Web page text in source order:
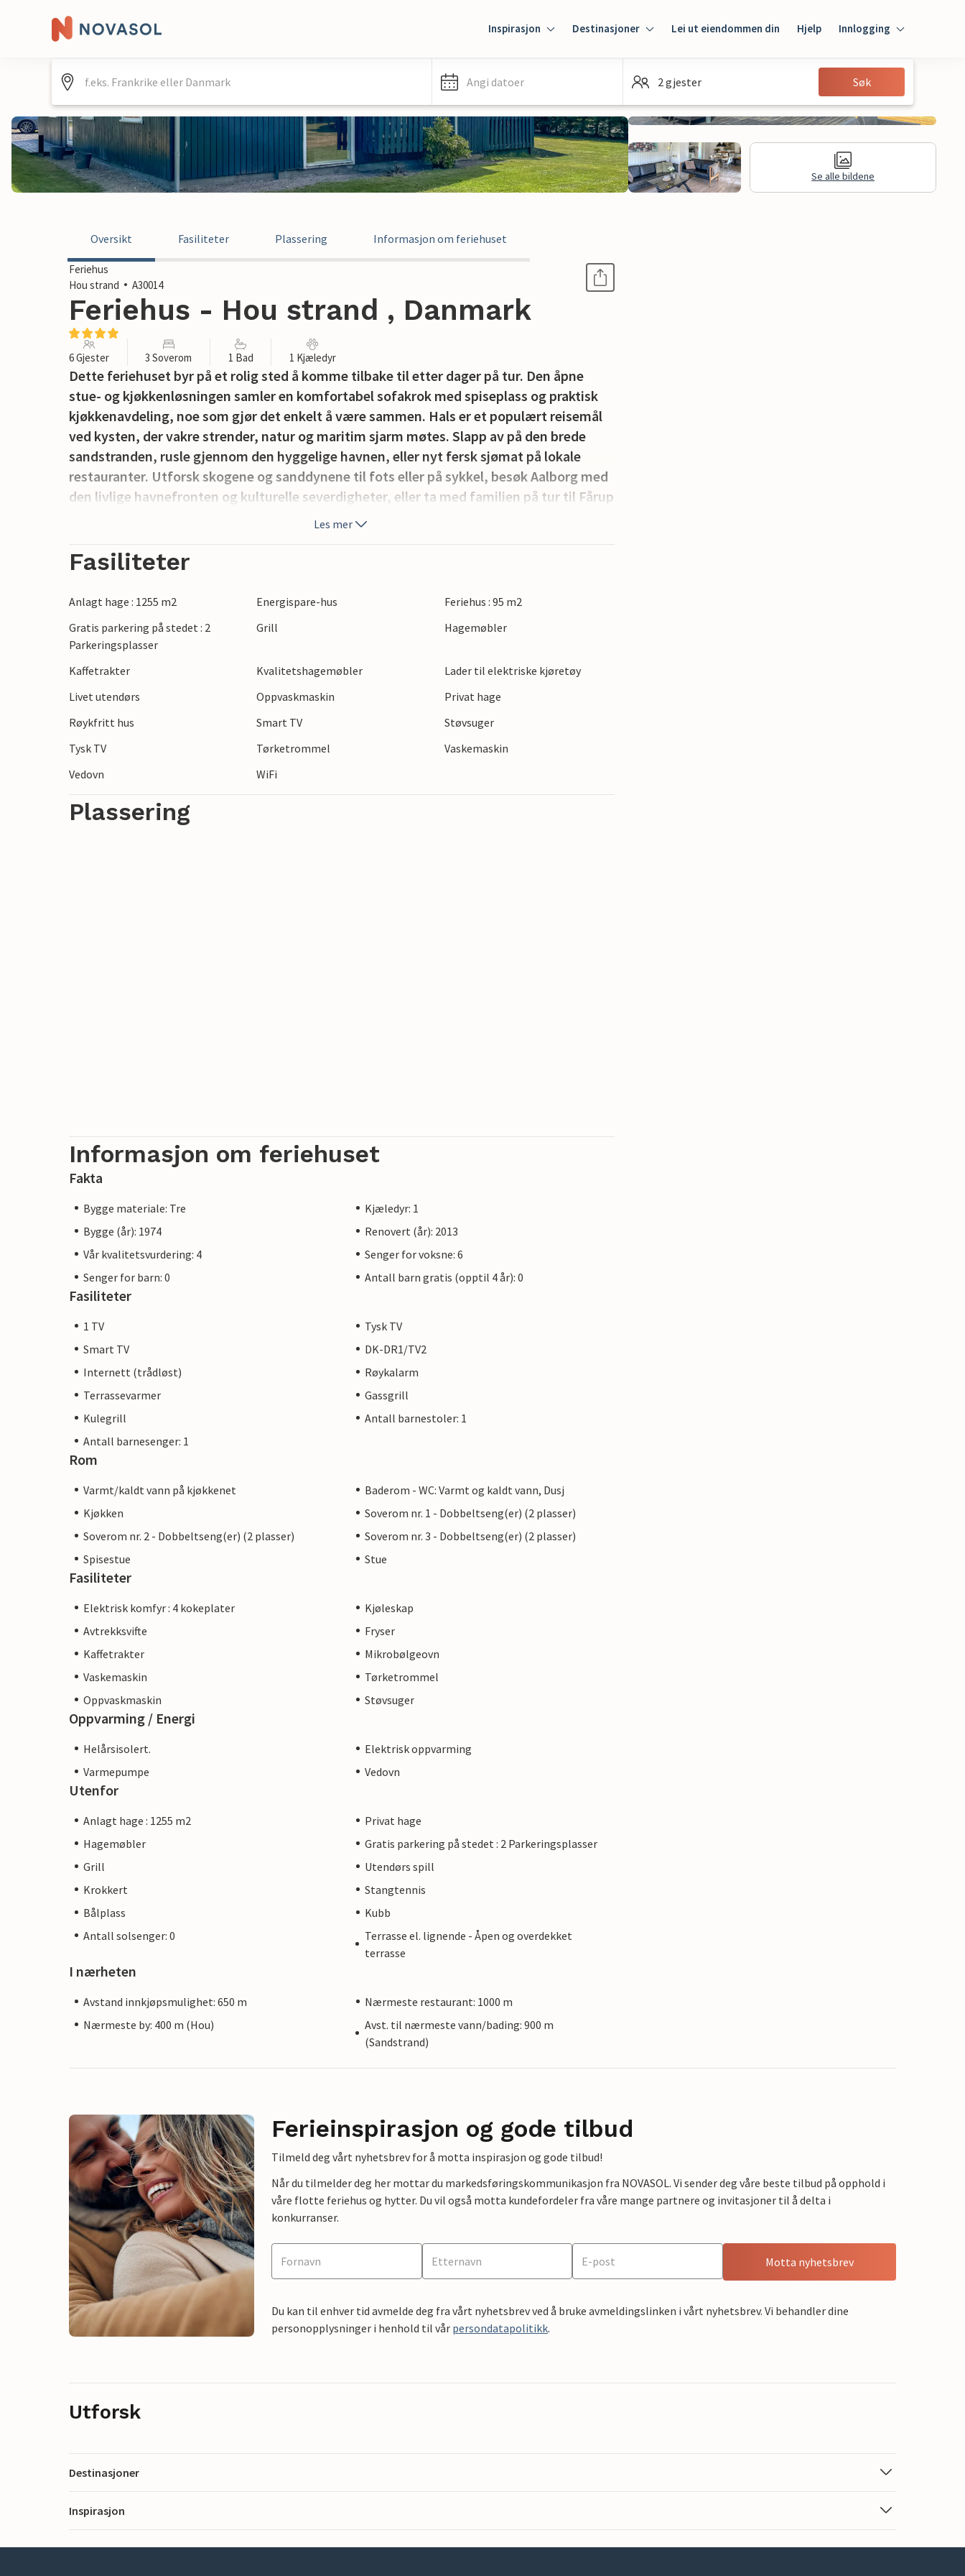
Inspirasjon Destinasjoner Lei ut eiendommen din Hjelp Innlogging
Innlogging
Gjest
Angi datoer 2 gjester Søk
Se alle bildene
Oversikt Fasiliteter Plassering Informasjon om feriehuset
Feriehus
Hou strand
A30014
Feriehus - Hou strand , Danmark
6 Gjester 3 Soverom 1 Bad 1 Kjæledyr
Dette feriehuset byr på et rolig sted å komme tilbake til etter dager på tur. Den åpne
stue- og kjøkkenløsningen samler en komfortabel sofakrok med spiseplass og praktisk
kjøkkenavdeling, noe som gjør det enkelt å være sammen. Hals er et populært reisemål
ved kysten, der vakre strender, natur og maritim sjarm møtes. Slapp av på den brede
sandstranden, rusle gjennom den hyggelige havnen, eller nyt fersk sjømat på lokale
restauranter. Utforsk skogene og sanddynene til fots eller på sykkel, besøk Aalborg med
den livlige havnefronten og kulturelle severdigheter, eller ta med familien på tur til Fårup
Sommerland og Lille Vildmose naturpark.
Merk: Utepeisen må ikke brukes, ettersom skorsteinen er tettet igjen.
Les mer
Fasiliteter
Anlagt hage : 1255 m2 Energispare-hus
Feriehus : 95 m2
Gratis parkering på stedet : 2
Parkeringsplasser
Grill Hagemøbler
Kaffetrakter Kvalitetshagemøbler
Lader til elektriske kjøretøy
Livet utendørs
Oppvaskmaskin
Privat hage
Røykfritt hus
Smart TV
Støvsuger
Tysk TV
Tørketrommel
Vaskemaskin
Vedovn
WiFi
Plassering
Informasjon om feriehuset
Fakta
Bygge materiale: Tre
Kjæledyr: 1
Bygge (år): 1974
Renovert (år): 2013
Vår kvalitetsvurdering: 4
Senger for voksne: 6
Senger for barn: 0
Antall barn gratis (opptil 4 år): 0
Fasiliteter
1 TV
Tysk TV
Smart TV
DK-DR1/TV2
Internett (trådløst)
Røykalarm
Terrassevarmer
Gassgrill
Kulegrill
Antall barnestoler: 1
Antall barnesenger: 1
Rom
Varmt/kaldt vann på kjøkkenet
Baderom - WC: Varmt og kaldt vann, Dusj
Kjøkken
Soverom nr. 1 - Dobbeltseng(er) (2 plasser)
Soverom nr. 2 - Dobbeltseng(er) (2 plasser)
Soverom nr. 3 - Dobbeltseng(er) (2 plasser)
Spisestue
Stue
Fasiliteter
Elektrisk komfyr : 4 kokeplater
Kjøleskap
Avtrekksvifte
Fryser
Kaffetrakter
Mikrobølgeovn
Vaskemaskin
Tørketrommel
Oppvaskmaskin
Støvsuger
Oppvarming / Energi
Helårsisolert.
Elektrisk oppvarming
Varmepumpe
Vedovn
Utenfor
Anlagt hage : 1255 m2
Privat hage
Hagemøbler
Gratis parkering på stedet : 2 Parkeringsplasser
Grill
Utendørs spill
Krokkert
Stangtennis
Bålplass
Kubb
Antall solsenger: 0
Terrasse el. lignende - Åpen og overdekket
terrasse
I nærheten
Avstand innkjøpsmulighet: 650 m
Nærmeste restaurant: 1000 m
Nærmeste by: 400 m (Hou)
Avst. til nærmeste vann/bading: 900 m
(Sandstrand)
Ferieinspirasjon og gode tilbud
Tilmeld deg vårt nyhetsbrev for å motta inspirasjon og gode tilbud!
Når du tilmelder deg her mottar du markedsføringskommunikasjon fra NOVASOL. Vi sender deg våre beste tilbud på opphold i
våre flotte feriehus og hytter. Du vil også motta kundefordeler fra våre mange partnere og invitasjoner til å delta i
konkurranser.
Motta nyhetsbrev
Du kan til enhver tid avmelde deg fra vårt nyhetsbrev ved å bruke avmeldingslinken i vårt nyhetsbrev. Vi behandler dine
personopplysninger i henhold til vår persondatapolitikk.
Utforsk
Destinasjoner
Inspirasjon